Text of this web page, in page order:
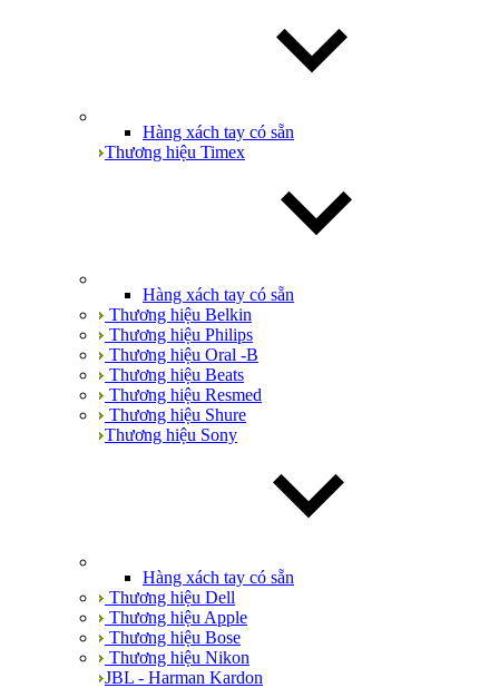
Hàng xách tay có sẵn
Thương hiệu Timex
Hàng xách tay có sẵn
Thương hiệu Belkin
Thương hiệu Philips
Thương hiệu Oral -B
Thương hiệu Beats
Thương hiệu Resmed
Thương hiệu Shure
Thương hiệu Sony
Hàng xách tay có sẵn
Thương hiệu Dell
Thương hiệu Apple
Thương hiệu Bose
Thương hiệu Nikon
JBL - Harman Kardon